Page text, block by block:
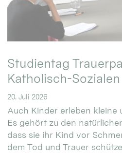
Studientag
Katholisch-
20. Juli 2026
Auch Kinder erleben kleine
Es gehört zu den
dass sie ihr Kind vor
dem Tod und Trauer